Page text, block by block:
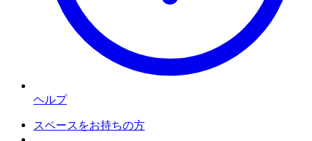
ヘルプ
スペースをお持ちの方